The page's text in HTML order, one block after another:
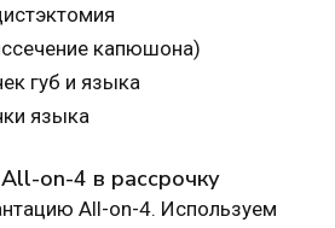
капюшона)
губ и языка
языка
on-4 в рассрочку
All-on-4. Используем